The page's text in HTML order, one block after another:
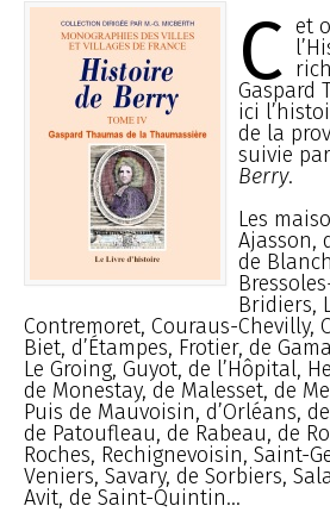
C et
Gaspard
ici
de la
suivie
Berry.
Les
Ajasson,
de
Bridiers,
Contremoret, Couraus-Chevilly,
Biet, d’Étampes, Frotier, de
Le Groing, Guyot, de l’Hôpital,
de Monestay, de Malesset, de
Puis de Mauvoisin, d’Orléans,
de Patoufleau, de Rabeau, de
Roches, Rechignevoisin, Saint-
Veniers, Savary, de Sorbiers,
Avit, de Saint-Quintin...